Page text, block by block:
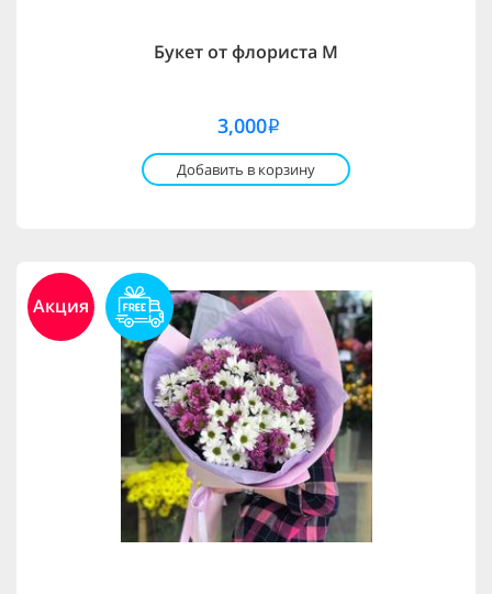
Букет от флориста M
3,000i
Добавить в корзину
Акция